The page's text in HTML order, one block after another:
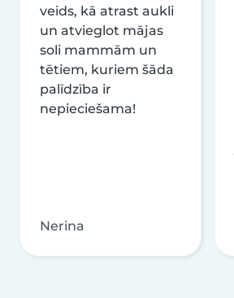
veids, kā atrast aukli
un atvieglot mājas
soli mammām un
tētiem, kuriem šāda
palīdzība ir
nepieciešama!
Nerina